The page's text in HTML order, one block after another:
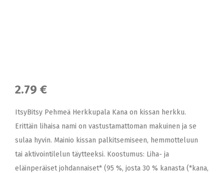
2.79 €
ItsyBitsy Pehmeä Herkkupala Kana on kissan herkku.
Erittäin lihaisa nami on vastustamattoman makuinen ja se
sulaa hyvin. Mainio kissan palkitsemiseen, hemmotteluun
tai aktivointilelun täytteeksi. Koostumus: Liha- ja
eläinperäiset johdannaiset* (95 %, josta 30 % kanasta (*kana,